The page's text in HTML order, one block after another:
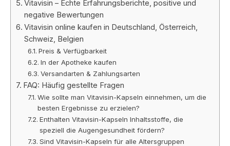
Vitavisin – Echte Erfahrungsberichte, positive und
negative Bewertungen
Vitavisin online kaufen in Deutschland, Österreich,
Schweiz, Belgien
Preis & Verfügbarkeit
In der Apotheke kaufen
Versandarten & Zahlungsarten
FAQ: Häufig gestellte Fragen
Wie sollte man Vitavisin-Kapseln einnehmen, um die
besten Ergebnisse zu erzielen?
Enthalten Vitavisin-Kapseln Inhaltsstoffe, die
speziell die Augengesundheit fördern?
Sind Vitavisin-Kapseln für alle Altersgruppen